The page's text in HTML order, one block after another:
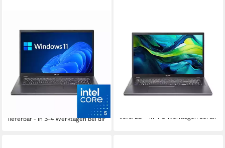
Aspire A17 Business-
Notebook
Bildschirmdiagonale
Intel Core i5 Prozessor
16 GB Arbeitsspeicher
929,00 €
979,00 €
26,97 €mtl. in 48 Raten
lieferbar - in 3-4 Werktagen bei dir
Aspire 17 Laptop Full HD
Core i5 16 GB RAM 512 GB
SSD Windows 11 Notebook
Bildschirmdiagonale
Intel Core i5 Prozessor
Iris Xe Graphics Grafikkarte
lieferbar - in 4-5 Werktagen bei dir